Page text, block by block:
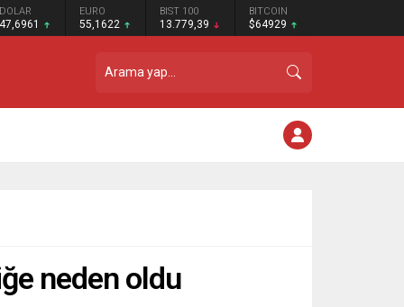
DOLAR
47,6961
EURO
55,1622
BIST 100
13.779,39
BITCOIN
$64929
neden oldu